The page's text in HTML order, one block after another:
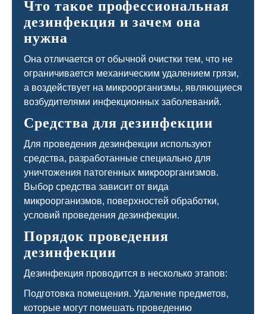
Что такое профессиональная
дезинфекция и зачем она
нужна
Она отличается от обычной очистки тем, что не
ограничивается механическим удалением грязи,
а воздействует на микроорганизмы, являющиеся
возбудителями инфекционных заболеваний.
Средства для дезинфекции
Для проведения дезинфекции используют
средства, разработанные специально для
уничтожения патогенных микроорганизмов.
Выбор средства зависит от вида
микроорганизмов, поверхностей обработки,
условий проведения дезинфекции.
Порядок проведения
дезинфекции
Дезинфекция проводится в несколько этапов:
Подготовка помещения. Удаление предметов,
которые могут помешать проведению